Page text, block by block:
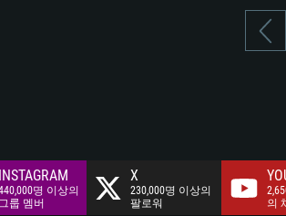
INSTAGRAM
명 이상의
그룹 멤버
X
230,000명 이상의
팔로워
의